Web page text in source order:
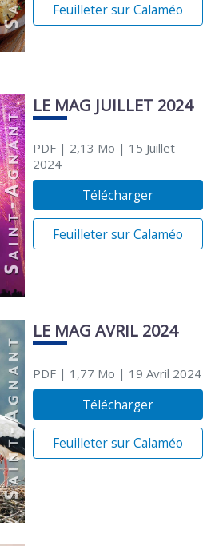
Feuilleter sur Calaméo
LE MAG JUILLET 2024
PDF| 2,13 Mo | 15 Juillet
2024
Télécharger
Feuilleter sur Calaméo
LE MAG AVRIL 2024
PDF| 1,77 Mo | 19 Avril 2024
Télécharger
Feuilleter sur Calaméo